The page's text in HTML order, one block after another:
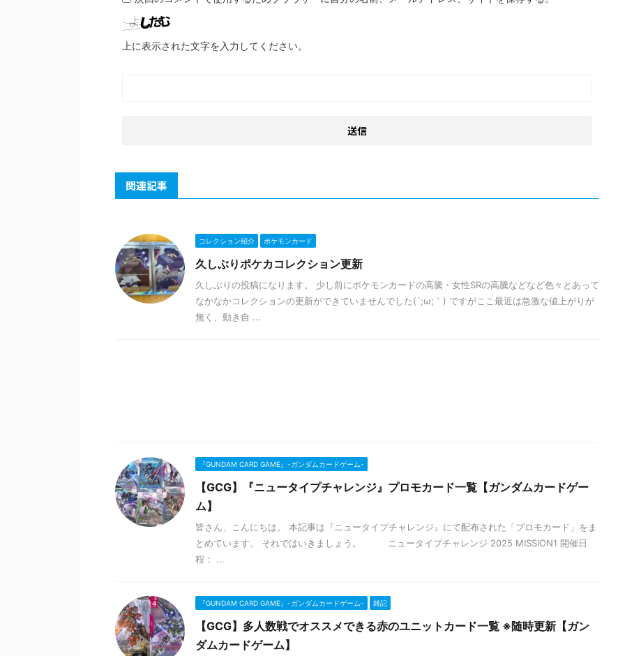
上に表示された文字を入力してください。
関連記事
コレクション紹介 ポケモンカード
久しぶりポケカコレクション更新
久しぶりの投稿になります。 少し前にポケモンカードの高騰・女性SRの高騰などなど色々とあって
なかなかコレクションの更新ができていませんでした(´;ω;｀) ですがここ最近は急激な値上がりが
無く、動き自 ...
『GUNDAM CARD GAME』-ガンダムカードゲーム-
【GCG】『ニュータイプチャレンジ』プロモカード一覧【ガンダムカードゲー
ム】
皆さん、こんにちは。 本記事は『ニュータイプチャレンジ』にて配布された「プロモカード」をま
とめています。 それではいきましょう。 ニュータイプチャレンジ 2025 MISSION1 開催日
程： ...
『GUNDAM CARD GAME』-ガンダムカードゲーム- 雑記
【GCG】多人数戦でオススメできる赤のユニットカード一覧 ※随時更新【ガン
ダムカードゲーム】